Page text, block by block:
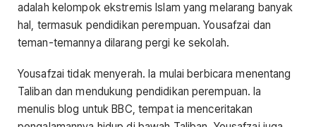
adalah kelompok ekstremis Islam yang melarang banyak
hal, termasuk pendidikan perempuan. Yousafzai dan
teman-temannya dilarang pergi ke sekolah.
Yousafzai tidak menyerah. Ia mulai berbicara menentang
Taliban dan mendukung pendidikan perempuan. Ia
menulis blog untuk BBC, tempat ia menceritakan